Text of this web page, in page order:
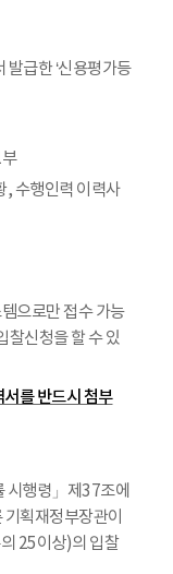
발급한 ‘신용평가등
, 수행인력 이력사
으로만 접수 가능
찰신청을 할 수 있
를 반드시 첨부
시행령」제37조에
획재정부장관이
25이상)의 입찰